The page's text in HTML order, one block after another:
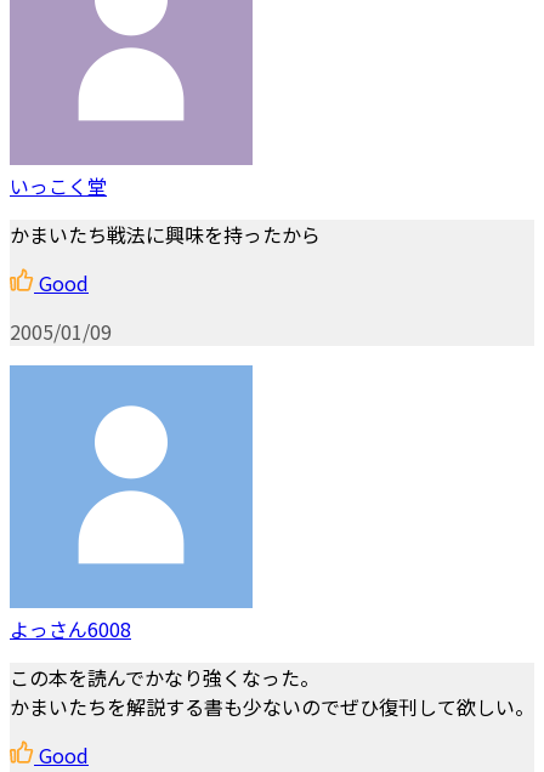
いっこく堂
かまいたち戦法に興味を持ったから
Good
2005/01/09
よっさん6008
この本を読んでかなり強くなった。
かまいたちを解説する書も少ないのでぜひ復刊して欲しい。
Good